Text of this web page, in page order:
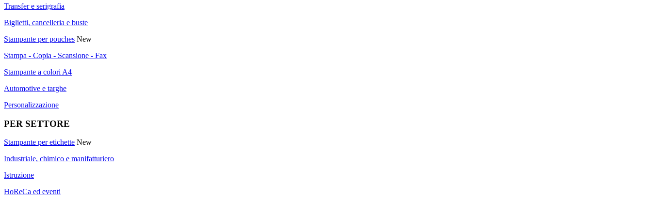
Transfer e serigrafia
Biglietti, cancelleria e buste
Stampante per pouches New
Stampa - Copia - Scansione - Fax
Stampante a colori A4
Automotive e targhe
Personalizzazione
PER SETTORE
Stampante per etichette New
Industriale, chimico e manifatturiero
Istruzione
HoReCa ed eventi